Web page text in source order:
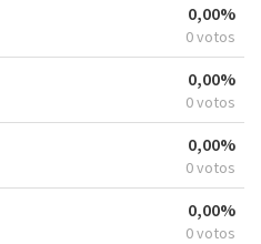
0,00%
0 votos
0,00%
0 votos
0,00%
0 votos
0,00%
0 votos